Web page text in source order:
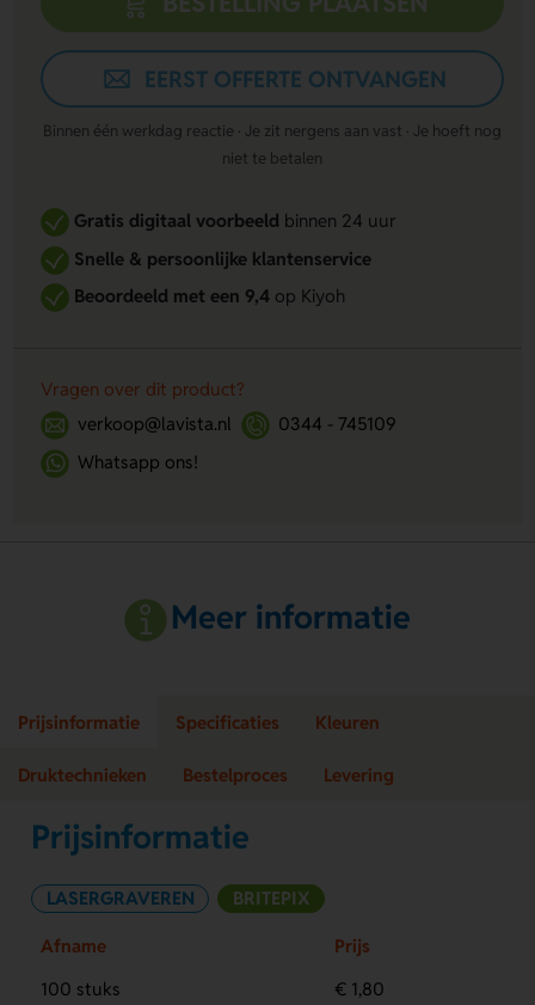
EERST OFFERTE ONTVANGEN
Binnen één werkdag reactie · Je zit nergens aan vast · Je hoeft nog
niet te betalen
Gratis digitaal voorbeeldbinnen 24 uur
Snelle & persoonlijke klantenservice
Beoordeeld met een 9,4op Kiyoh
Vragen over dit product?
verkoop@lavista.nl
0344 - 745109
Whatsapp ons!
Meer informatie
Prijsinformatie Specificaties Kleuren
Druktechnieken Bestelproces Levering
Prijsinformatie
LASERGRAVEREN BRITEPIX
Afname
Prijs
100 stuks
€ 1,80